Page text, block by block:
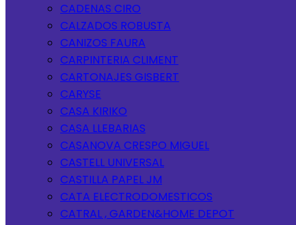
CADENAS CIRO
CALZADOS ROBUSTA
CANIZOS FAURA
CARPINTERIA CLIMENT
CARTONAJES GISBERT
CARYSE
CASA KIRIKO
CASA LLEBARIAS
CASANOVA CRESPO MIGUEL
CASTELL UNIVERSAL
CASTILLA PAPEL JM
CATA ELECTRODOMESTICOS
CATRAL , GARDEN&HOME DEPOT